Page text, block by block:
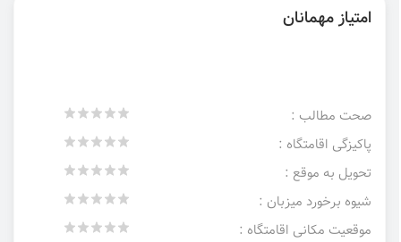
امتیاز مهمانان
صحت مطالب :
پاکیزگی اقامتگاه :
تحویل به موقع :
شیوه برخورد میزبان :
موقعیت مکانی اقامتگاه :